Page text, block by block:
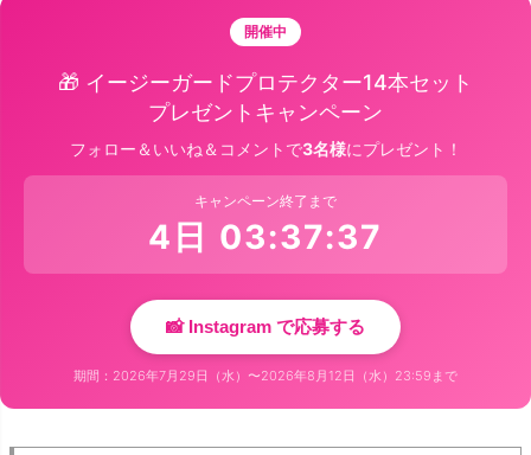
開催中
🎁 イージーガードプロテクター14本セット
プレゼントキャンペーン
フォロー＆いいね＆コメントで3名様にプレゼント！
キャンペーン終了まで
4日 03:37:35
📸 Instagram で応募する
期間：2026年7月29日（水）〜2026年8月12日（水）23:59まで